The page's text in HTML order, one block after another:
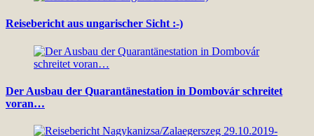
Reisebericht aus ungarischer Sicht :-)
Der Ausbau der Quarantänestation in Dombovár schreitet
voran…